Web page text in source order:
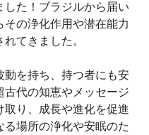
した！ブラジルから届い
の浄化作用や潜在能力
てきました。
動を持ち、持つ者にも安
古代の知恵やメッセージ
取り、成長や進化を促進
る場所の浄化や安眠のた